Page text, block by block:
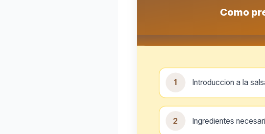
Como
1 Introduccion a la
2 Ingredientes